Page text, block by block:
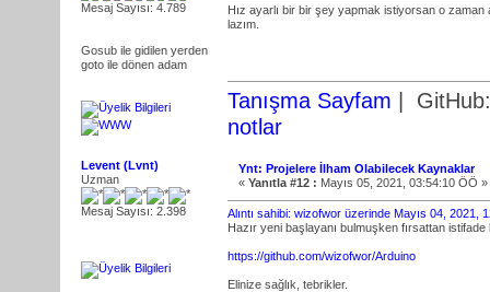
Mesaj Sayısı: 4.789
Gosub ile gidilen yerden
goto ile dönen adam
Hız ayarlı bir bir şey yapmak istiyorsan o
lazım.
Tanışma Sayfam |
notlar
Levent (Lvnt)
Uzman
Mesaj Sayısı: 2.398
Ynt: Projelere İlham Olabilecek Kaynaklar
« Yanıtla #12 : Mayıs 05, 2021, 03:54:10 ÖÖ »
Alıntı sahibi: wizofwor üzerinde Mayıs 04, 2021,
Hazır yeni başlayanı bulmuşken fırsattan
https://github.com/wizofwor/Arduino
Elinize sağlık, tebrikler.